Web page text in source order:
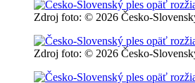
Zdroj foto: © 2026 Česko-
Zdroj foto: © 2026 Česko-